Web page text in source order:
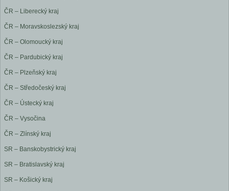
ČR – Liberecký kraj
ČR – Moravskoslezský kraj
ČR – Olomoucký kraj
ČR – Pardubický kraj
ČR – Plzeňský kraj
ČR – Středočeský kraj
ČR – Ústecký kraj
ČR – Vysočina
ČR – Zlínský kraj
SR – Banskobystrický kraj
SR – Bratislavský kraj
SR – Košický kraj